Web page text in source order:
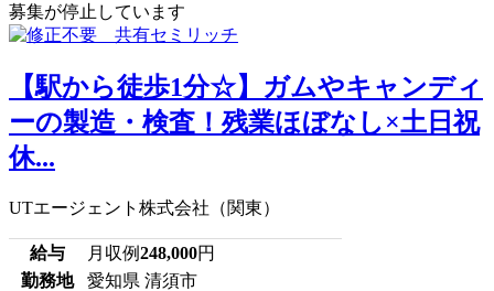
募集が停止しています
【駅から徒歩1分☆】ガムやキャンディ
ーの製造・検査！残業ほぼなし×土日祝
休...
UTエージェント株式会社（関東）
給与 月収例248,000円
勤務地
愛知県 清須市